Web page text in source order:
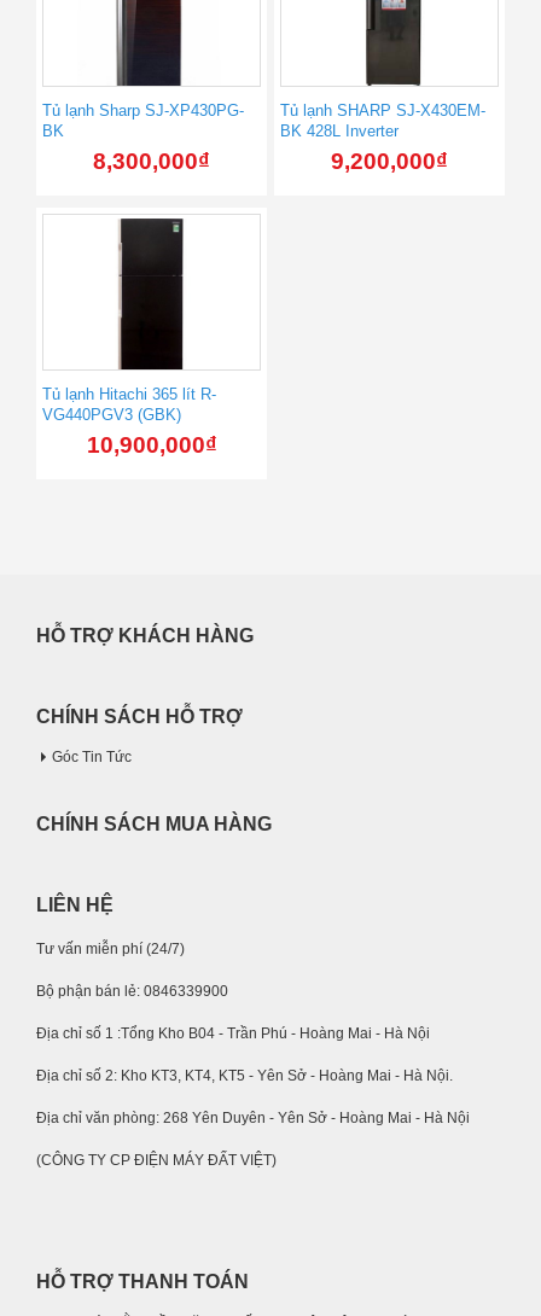
Tủ lạnh Sharp SJ-XP430PG-
BK
8,300,000₫
Tủ lạnh SHARP SJ-X430EM-
BK 428L Inverter
9,200,000₫
Tủ lạnh Hitachi 365 lít R-
VG440PGV3 (GBK)
10,900,000₫
HỖ TRỢ KHÁCH HÀNG
CHÍNH SÁCH HỖ TRỢ
Góc Tin Tức
CHÍNH SÁCH MUA HÀNG
LIÊN HỆ
Tư vấn miễn phí (24/7)
Bộ phận bán lẻ: 0846339900
Địa chỉ số 1 :Tổng Kho B04 - Trần Phú - Hoàng Mai - Hà Nội
Địa chỉ số 2: Kho KT3, KT4, KT5 - Yên Sở - Hoàng Mai - Hà Nội.
Địa chỉ văn phòng: 268 Yên Duyên - Yên Sở - Hoàng Mai - Hà Nội
(CÔNG TY CP ĐIỆN MÁY ĐẤT VIỆT)
HỖ TRỢ THANH TOÁN